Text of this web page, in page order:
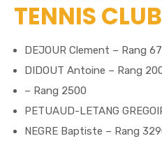
TENNIS CLUB
DEJOUR Clement – Rang
DIDOUT Antoine – Rang
– Rang 2500
PETUAUD-LETANG
NEGRE Baptiste – Rang